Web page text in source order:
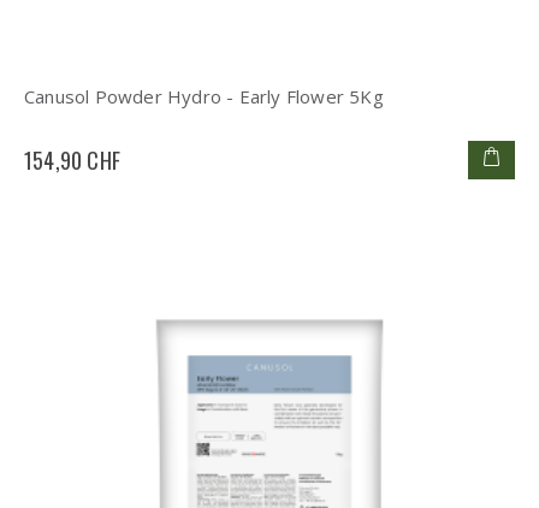
Canusol Powder Hydro - Early Flower 5Kg
154,90 CHF